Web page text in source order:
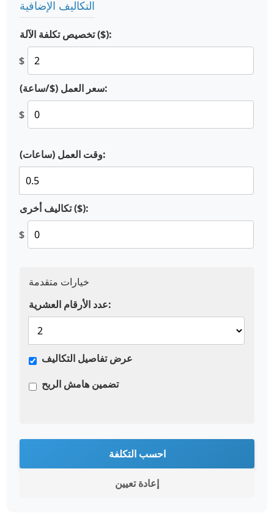
التكاليف الإضافية
تخصيص تكلفة الآلة ($):
$
سعر العمل ($/ساعة):
$
وقت العمل (ساعات):
تكاليف أخرى ($):
$
خيارات متقدمة
عدد الأرقام العشرية:
عرض تفاصيل التكاليف
تضمين هامش الربح
احسب التكلفة
إعادة تعيين